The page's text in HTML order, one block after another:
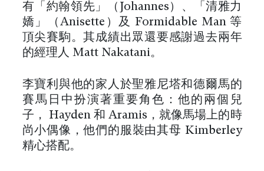
有「約翰領先」（Johannes）、「清雅力
嬌」（Anisette）及 Formidable Man 等
頂尖賽駒。其成績出眾還要感謝過去兩年
的經理人 Matt Nakatani。
李寶利與他的家人於聖雅尼塔和德爾馬的
賽馬日中扮演著重要角色：他的兩個兒
子， Hayden 和 Aramis，就像馬場上的時
尚小偶像，他們的服裝由其母 Kimberley
精心搭配。